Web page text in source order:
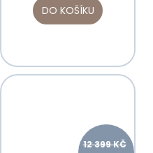
DO KOŠÍKU
12 399 KČ